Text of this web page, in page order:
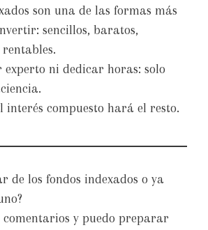
son una de las formas más
sencillos, baratos,
experto ni dedicar horas: solo
interés compuesto hará el resto.
de los fondos indexados o ya
comentarios y puedo preparar